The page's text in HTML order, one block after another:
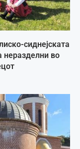
сиднејската
неразделни во